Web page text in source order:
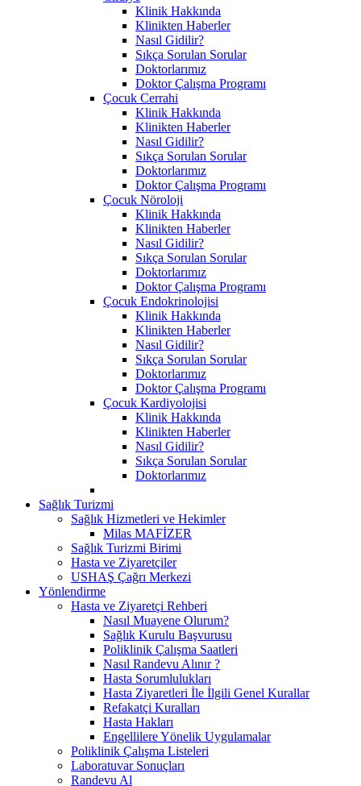
Klinik Hakkında
Klinikten Haberler
Nasıl Gidilir?
Sıkça Sorulan Sorular
Doktorlarımız
Doktor Çalışma Programı
Çocuk Cerrahi
Klinik Hakkında
Klinikten Haberler
Nasıl Gidilir?
Sıkça Sorulan Sorular
Doktorlarımız
Doktor Çalışma Programı
Çocuk Nöroloji
Klinik Hakkında
Klinikten Haberler
Nasıl Gidilir?
Sıkça Sorulan Sorular
Doktorlarımız
Doktor Çalışma Programı
Çocuk Endokrinolojisi
Klinik Hakkında
Klinikten Haberler
Nasıl Gidilir?
Sıkça Sorulan Sorular
Doktorlarımız
Doktor Çalışma Programı
Çocuk Kardiyolojisi
Klinik Hakkında
Klinikten Haberler
Nasıl Gidilir?
Sıkça Sorulan Sorular
Doktorlarımız
Sağlık Turizmi
Sağlık Hizmetleri ve Hekimler
Milas MAFİZER
Sağlık Turizmi Birimi
Hasta ve Ziyaretçiler
USHAŞ Çağrı Merkezi
Yönlendirme
Hasta ve Ziyaretçi Rehberi
Nasıl Muayene Olurum?
Sağlık Kurulu Başvurusu
Poliklinik Çalışma Saatleri
Nasıl Randevu Alınır ?
Hasta Sorumlulukları
Hasta Ziyaretleri İle İlgili Genel Kurallar
Refakatçi Kuralları
Hasta Hakları
Engellilere Yönelik Uygulamalar
Poliklinik Çalışma Listeleri
Laboratuvar Sonuçları
Randevu Al